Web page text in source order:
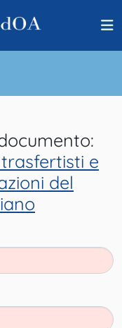
e
del